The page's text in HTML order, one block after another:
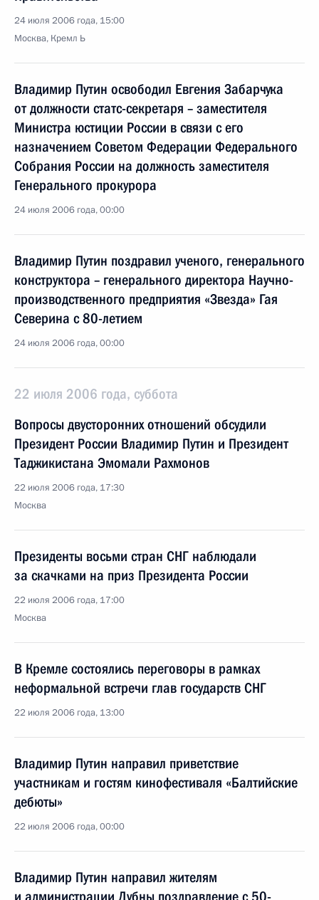
24 июля 2006 года, 15:00
Москва, Кремл Ь
Владимир Путин освободил Евгения Забарчука
от должности статс-секретаря – заместителя
Министра юстиции России в связи с его
назначением Советом Федерации Федерального
Собрания России на должность заместителя
Генерального прокурора
24 июля 2006 года, 00:00
Владимир Путин поздравил ученого, генерального
конструктора – генерального директора Научно-
производственного предприятия «Звезда» Гая
Северина с 80-летием
24 июля 2006 года, 00:00
22 июля 2006 года, суббота
Вопросы двусторонних отношений обсудили
Президент России Владимир Путин и Президент
Таджикистана Эмомали Рахмонов
22 июля 2006 года, 17:30
Москва
Президенты восьми стран СНГ наблюдали
за скачками на приз Президента России
22 июля 2006 года, 17:00
Москва
В Кремле состоялись переговоры в рамках
неформальной встречи глав государств СНГ
22 июля 2006 года, 13:00
Владимир Путин направил приветствие
участникам и гостям кинофестиваля «Балтийские
дебюты»
22 июля 2006 года, 00:00
Владимир Путин направил жителям
и администрации Дубны поздравление с 50-